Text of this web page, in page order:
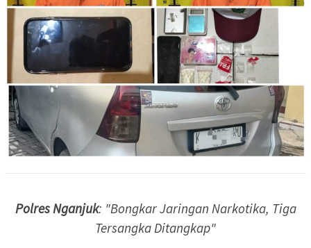
Polres Nganjuk: "Bongkar Jaringan Narkotika, Tiga
Tersangka Ditangkap"